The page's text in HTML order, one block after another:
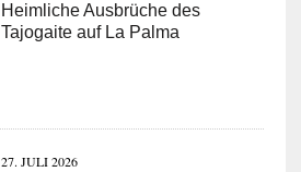
Heimliche Ausbrüche des
Tajogaite auf La Palma
27. JULI 2026